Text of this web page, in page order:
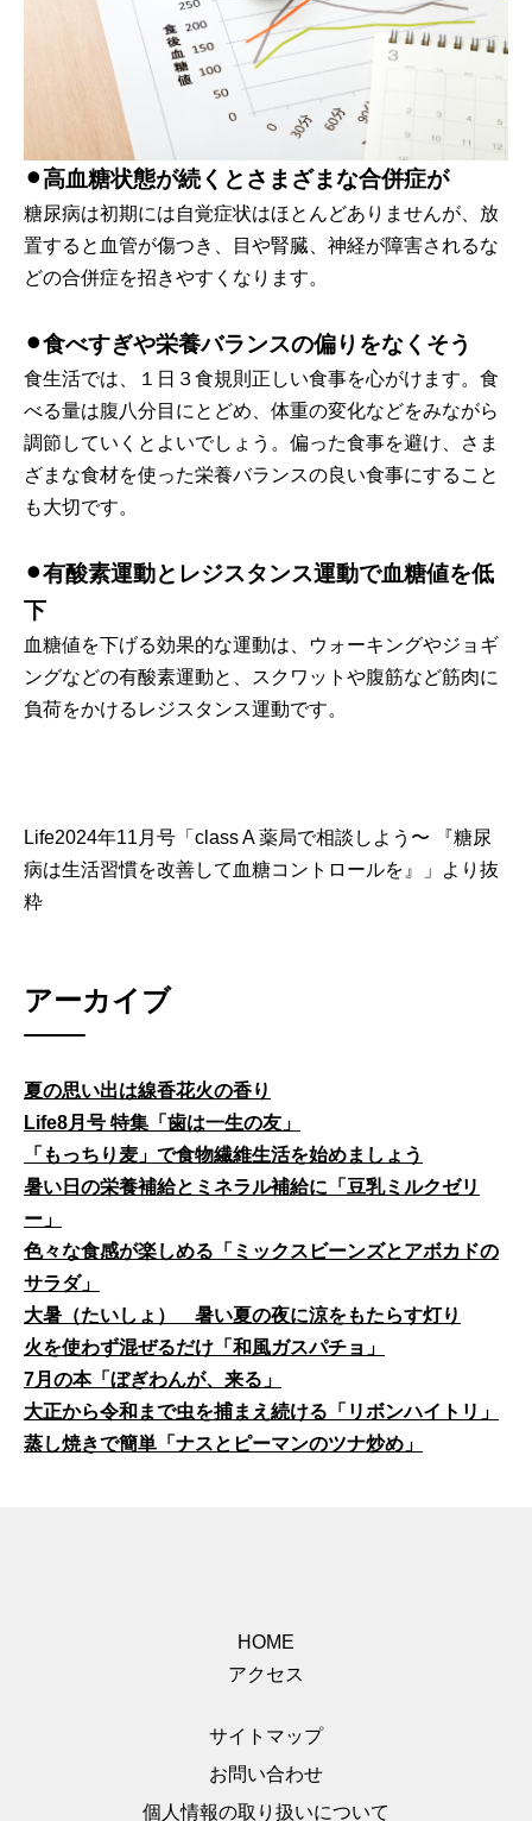
⚫︎高血糖状態が続くとさまざまな合併症が
糖尿病は初期には自覚症状はほとんどありませんが、放
置すると血管が傷つき、目や腎臓、神経が障害されるな
どの合併症を招きやすくなります。
⚫︎食べすぎや栄養バランスの偏りをなくそう
食生活では、１日３食規則正しい食事を心がけます。食
べる量は腹八分目にとどめ、体重の変化などをみながら
調節していくとよいでしょう。偏った食事を避け、さま
ざまな食材を使った栄養バランスの良い食事にすること
も大切です。
⚫︎有酸素運動とレジスタンス運動で血糖値を低
下
血糖値を下げる効果的な運動は、ウォーキングやジョギ
ングなどの有酸素運動と、スクワットや腹筋など筋肉に
負荷をかけるレジスタンス運動です。
Life2024年11月号「class A 薬局で相談しよう〜 『糖尿
病は生活習慣を改善して血糖コントロールを』」より抜
粋
アーカイブ
夏の思い出は線香花火の香り
Life8月号 特集「歯は一生の友」
「もっちり麦」で食物繊維生活を始めましょう
暑い日の栄養補給とミネラル補給に「豆乳ミルクゼリ
ー」
色々な食感が楽しめる「ミックスビーンズとアボカドの
サラダ」
大暑（たいしょ） 暑い夏の夜に涼をもたらす灯り
火を使わず混ぜるだけ「和風ガスパチョ」
7月の本「ぼぎわんが、来る」
大正から令和まで虫を捕まえ続ける「リボンハイトリ」
蒸し焼きで簡単「ナスとピーマンのツナ炒め」
HOME
アクセス
サイトマップ
お問い合わせ
個人情報の取り扱いについて